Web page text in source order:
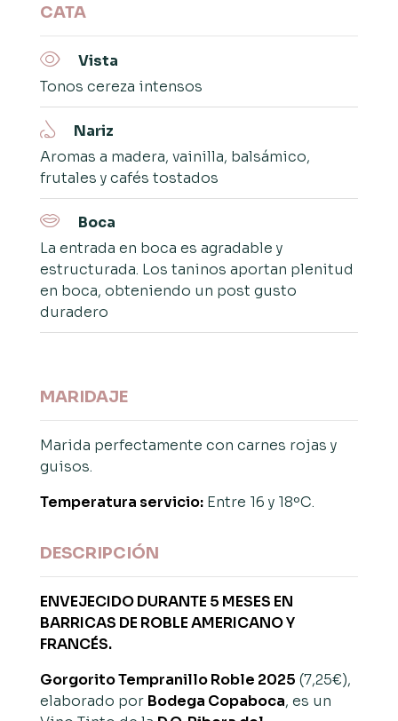
CATA
Vista
Tonos cereza intensos
Nariz
Aromas a madera, vainilla, balsámico,
frutales y cafés tostados
Boca
La entrada en boca es agradable y
estructurada. Los taninos aportan plenitud
en boca, obteniendo un post gusto
duradero
MARIDAJE
Marida perfectamente con carnes rojas y
guisos.
Temperatura servicio: Entre 16 y 18ºC.
DESCRIPCIÓN
ENVEJECIDO DURANTE 5 MESES EN
BARRICAS DE ROBLE AMERICANO Y
FRANCÉS.
Gorgorito Tempranillo Roble 2025 (7,25€),
elaborado por Bodega Copaboca, es un